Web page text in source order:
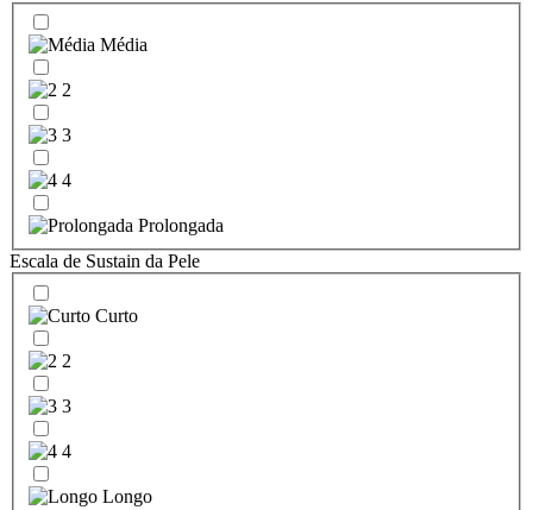
Média
2
3
4
Prolongada
Escala de Sustain da Pele
Curto
2
3
4
Longo